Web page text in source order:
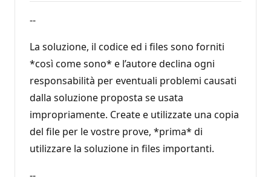
--
La soluzione, il codice ed i files sono forniti
*così come sono* e l’autore declina ogni
responsabilità per eventuali problemi causati
dalla soluzione proposta se usata
impropriamente. Create e utilizzate una copia
del file per le vostre prove, *prima* di
utilizzare la soluzione in files importanti.